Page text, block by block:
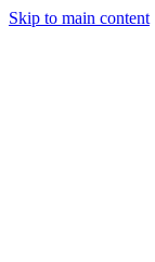
Skip to main content